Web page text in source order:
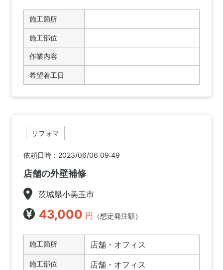
施工箇所
施工部位
作業内容
希望着工日
リフォマ
依頼日時：2023/06/06 09:49
店舗の外壁補修
茨城県小美玉市
43,000 円 （想定発注額）
施工箇所 店舗・オフィス
施工部位 店舗・オフィス